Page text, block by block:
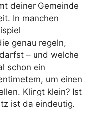
deiner Gemeinde
In manchen
genau regeln,
– und welche
schon ein
um einen
Klingt klein? Ist
ist da eindeutig.